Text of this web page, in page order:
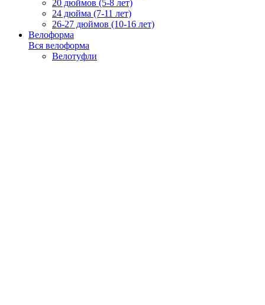
20 дюймов (5-8 лет)
24 дюйма (7-11 лет)
26-27 дюймов (10-16 лет)
Велоформа
Вся велоформа
Велотуфли